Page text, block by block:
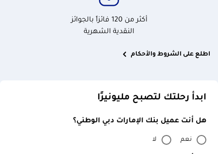
أكثر من 120 فائزاً بالجوائز
النقدية الشهرية
اطلع على الشروط والأحكام
ابدأ رحلتك لتصبح مليونيرًا
هل أنت عميل بنك الإمارات دبي الوطني؟
نعم لا